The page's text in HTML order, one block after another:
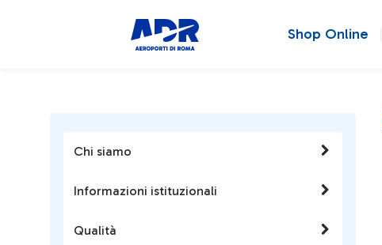
Shop Online
Chi siamo
Informazioni istituzionali
Qualità